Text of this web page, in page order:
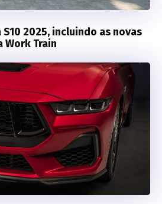
2025, incluindo as novas
Work Train